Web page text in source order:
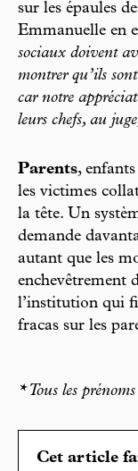
sur les épaules
Emmanuelle en
sociaux doivent
montrer qu’ils
car notre
leurs chefs, au
Parents,
les victimes
la tête. Un
demande
autant que les
enchevêtrement
l’institution qui
fracas sur les
* Tous les
Cet article